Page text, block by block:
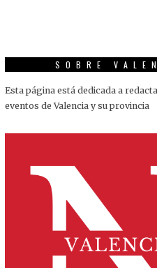
SOBRE
Esta página está dedicada a
eventos de Valencia y su provincia